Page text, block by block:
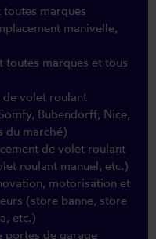
marques
manivelle,
toutes marques et tous
volet roulant
Bubendorff, Nice,
du marché)
de volet roulant
roulant manuel, etc.)
motorisation et
(store banne, store
etc.)
portes de garage